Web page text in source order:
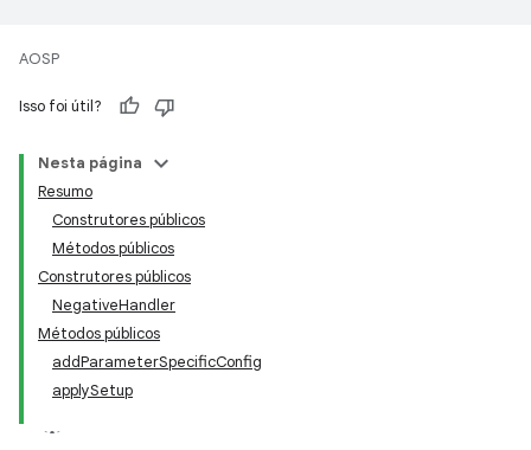
AOSP
Isso foi útil?
Nesta página
Resumo
Construtores públicos
Métodos públicos
Construtores públicos
NegativeHandler
Métodos públicos
addParameterSpecificConfig
applySetup